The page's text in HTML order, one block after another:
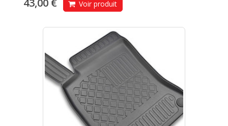
43,00 € Voir produit